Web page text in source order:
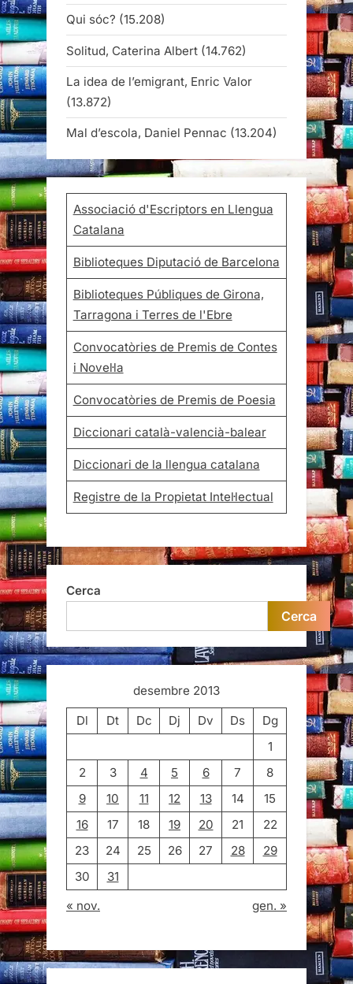
Qui sóc? (15.208)
Solitud, Caterina Albert (14.762)
La idea de l’emigrant, Enric Valor
(13.872)
Mal d’escola, Daniel Pennac (13.204)
Associació d'Escriptors en Llengua
Catalana
Biblioteques Diputació de Barcelona
Biblioteques Públiques de Girona,
Tarragona i Terres de l'Ebre
Convocatòries de Premis de Contes
i Novel·la
Convocatòries de Premis de Poesia
Diccionari català-valencià-balear
Diccionari de la llengua catalana
Registre de la Propietat Intel·lectual
Cerca
Cerca
desembre 2013
Dl
Dt Dc Dj Dv Ds
Dg
1
2
3 4 5 6 7
8
9
10 11 12 13 14
15
16
17 18 19 20 21
22
23
24 25 26 27 28
29
30
31
« nov.
gen. »